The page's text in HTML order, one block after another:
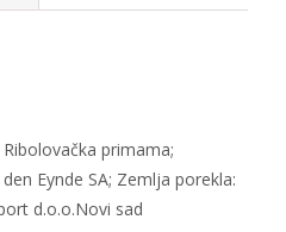
Ribolovačka primama;
Eynde SA; Zemlja porekla:
d.o.o.Novi sad